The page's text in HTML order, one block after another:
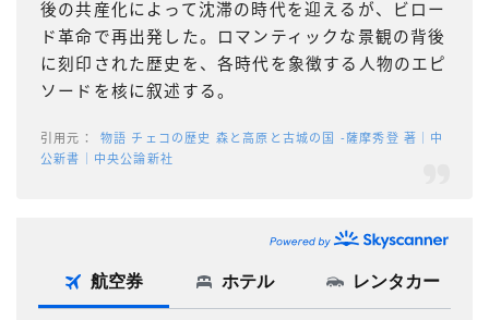
後の共産化によって沈滞の時代を迎えるが、ビロー
ド革命で再出発した。ロマンティックな景観の背後
に刻印された歴史を、各時代を象徴する人物のエピ
ソードを核に叙述する。
物語 チェコの歴史 森と高原と古城の国 -薩摩秀登 著｜中
公新書｜中央公論新社